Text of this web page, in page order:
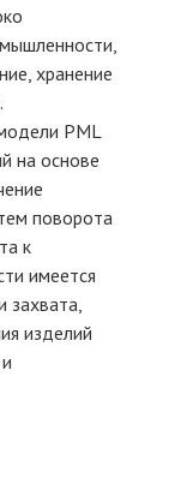
хранение
PML
на основе
поворота
к
имеется
захвата,
изделий